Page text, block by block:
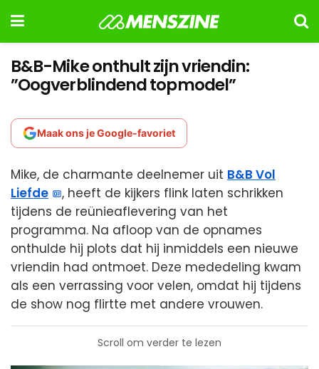
B&B-Mike onthult zijn vriendin:
”Oogverblindend topmodel”
Maak ons je Google-favoriet
Mike, de charmante deelnemer uit B&B Vol
Liefde
, heeft de kijkers flink laten schrikken
tijdens de reünieaflevering van het
programma. Na afloop van de opnames
onthulde hij plots dat hij inmiddels een nieuwe
vriendin had ontmoet. Deze mededeling kwam
als een verrassing voor velen, omdat hij tijdens
de show nog flirtte met andere vrouwen.
Scroll om verder te lezen